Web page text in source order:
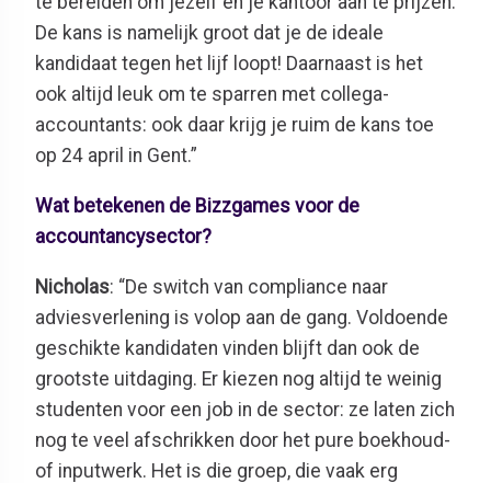
De kans is namelijk groot dat je de ideale
kandidaat tegen het lijf loopt! Daarnaast is het
ook altijd leuk om te sparren met collega-
accountants: ook daar krijg je ruim de kans toe
op 24 april in Gent.”
Wat betekenen de Bizzgames voor de
accountancysector?
Nicholas: “De switch van compliance naar
adviesverlening is volop aan de gang. Voldoende
geschikte kandidaten vinden blijft dan ook de
grootste uitdaging. Er kiezen nog altijd te weinig
studenten voor een job in de sector: ze laten zich
nog te veel afschrikken door het pure boekhoud-
of inputwerk. Het is die groep, die vaak erg